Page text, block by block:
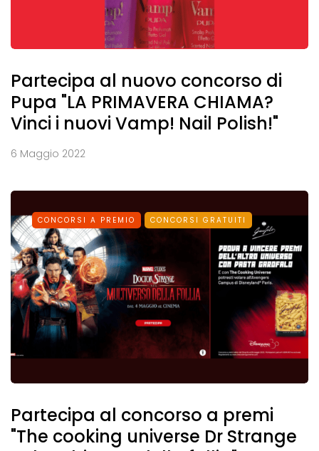
Partecipa al nuovo concorso di
Pupa "LA PRIMAVERA CHIAMA?
Vinci i nuovi Vamp! Nail Polish!"
6 Maggio 2022
CONCORSI A PREMIO CONCORSI GRATUITI
Partecipa al concorso a premi
"The cooking universe Dr Strange